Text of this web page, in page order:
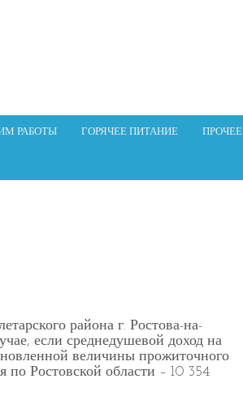
РАБОТЫ ГОРЯЧЕЕ ПИТАНИЕ ПРОЧЕЕ
района г. Ростова-на-
если среднедушевой доход на
величины прожиточного
Ростовской области – 10 354